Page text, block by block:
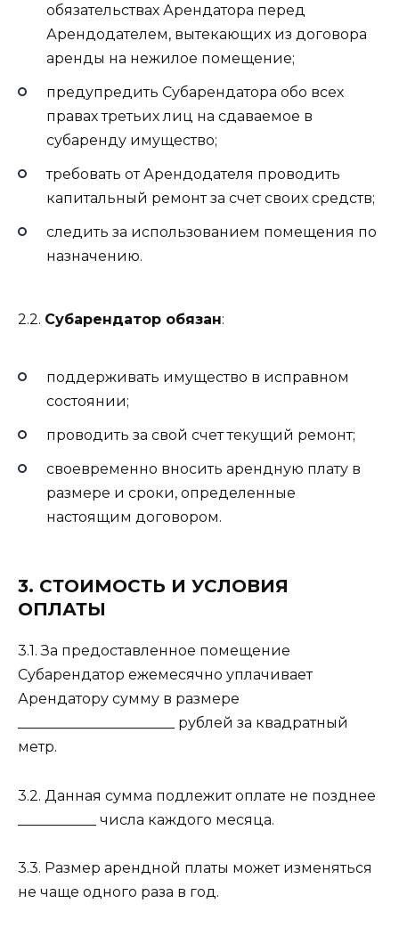
обязательствах Арендатора перед
Арендодателем, вытекающих из договора
аренды на нежилое помещение;
предупредить Субарендатора обо всех
правах третьих лиц на сдаваемое в
субаренду имущество;
требовать от Арендодателя проводить
капитальный ремонт за счет своих средств;
следить за использованием помещения по
назначению.
2.2. Субарендатор обязан:
поддерживать имущество в исправном
состоянии;
проводить за свой счет текущий ремонт;
своевременно вносить арендную плату в
размере и сроки, определенные
настоящим договором.
3. СТОИМОСТЬ И УСЛОВИЯ
ОПЛАТЫ
3.1. За предоставленное помещение
Субарендатор ежемесячно уплачивает
Арендатору сумму в размере
______________________ рублей за квадратный
метр.
3.2. Данная сумма подлежит оплате не позднее
___________ числа каждого месяца.
3.3. Размер арендной платы может изменяться
не чаще одного раза в год.